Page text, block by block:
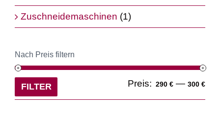
Zuschneidemaschinen (1)
Nach Preis filtern
FILTER Preis: 290 € — 300 €